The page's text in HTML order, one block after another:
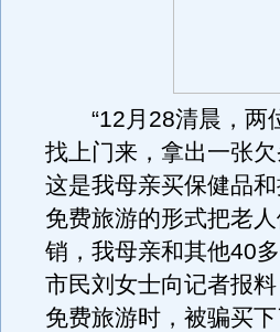
“12月28清晨，两位
找上门来，拿出一张
这是我母亲买保健品
免费旅游的形式把老
销，我母亲和其他40
市民刘女士向记者报
免费旅游时，被骗买